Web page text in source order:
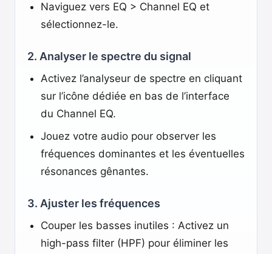
Naviguez vers EQ > Channel EQ et
sélectionnez-le.
2. Analyser le spectre du signal
Activez l’analyseur de spectre en cliquant
sur l’icône dédiée en bas de l’interface
du Channel EQ.
Jouez votre audio pour observer les
fréquences dominantes et les éventuelles
résonances gênantes.
3. Ajuster les fréquences
Couper les basses inutiles : Activez un
high-pass filter (HPF) pour éliminer les